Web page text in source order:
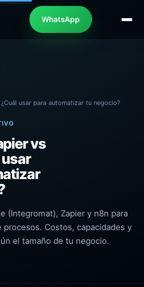
WhatsApp
usar para automatizar tu negocio?
vs
(Integromat), Zapier y n8n para
procesos. Costos, capacidades y
el tamaño de tu negocio.